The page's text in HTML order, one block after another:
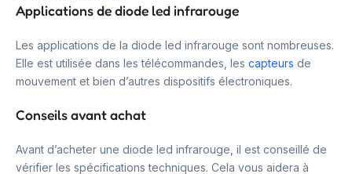
Applications de diode led infrarouge
Les applications de la diode led infrarouge sont nombreuses.
Elle est utilisée dans les télécommandes, les capteurs de
mouvement et bien d’autres dispositifs électroniques.
Conseils avant achat
Avant d’acheter une diode led infrarouge, il est conseillé de
vérifier les spécifications techniques. Cela vous aidera à